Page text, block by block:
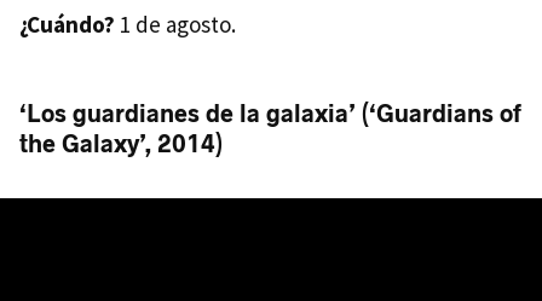
¿Cuándo? 1 de agosto.
‘Los guardianes de la galaxia’ (‘Guardians of
the Galaxy’, 2014)